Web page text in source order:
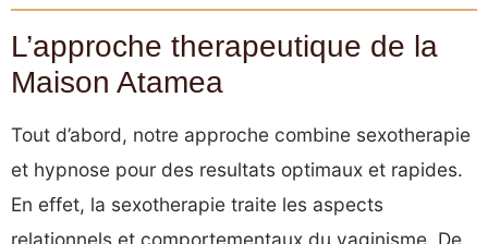
L’approche therapeutique de la
Maison Atamea
Tout d’abord, notre approche combine sexotherapie
et hypnose pour des resultats optimaux et rapides.
En effet, la sexotherapie traite les aspects
relationnels et comportementaux du vaginisme. De